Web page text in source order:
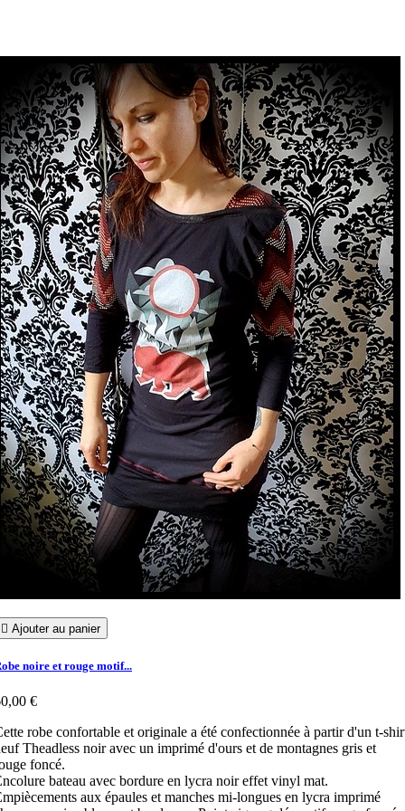
 Ajouter au panier
noire et rouge motif...
€
robe confortable et originale a été confectionnée à partir d'un t-
Theadless noir avec un imprimé d'ours et de montagnes gris et
foncé.
bateau avec bordure en lycra noir effet vinyl mat.
aux épaules et manches mi-longues en lycra imprimé